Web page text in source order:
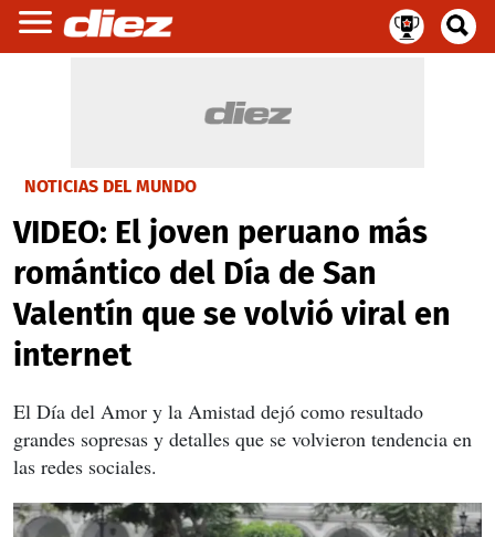
NOTICIAS DEL MUNDO
VIDEO: El joven peruano más
romántico del Día de San
Valentín que se volvió viral en
internet
El Día del Amor y la Amistad dejó como resultado
grandes sopresas y detalles que se volvieron tendencia en
las redes sociales.